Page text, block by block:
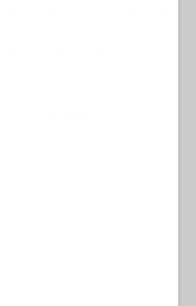
a partire dalle crisi arabe del
che si vorrebbero globali, o
combinato in Siria. Siamo
moderata, pro tempore,
alla confliggenza?